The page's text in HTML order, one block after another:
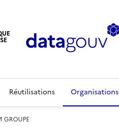
Réutilisations Organisations
GROUPE